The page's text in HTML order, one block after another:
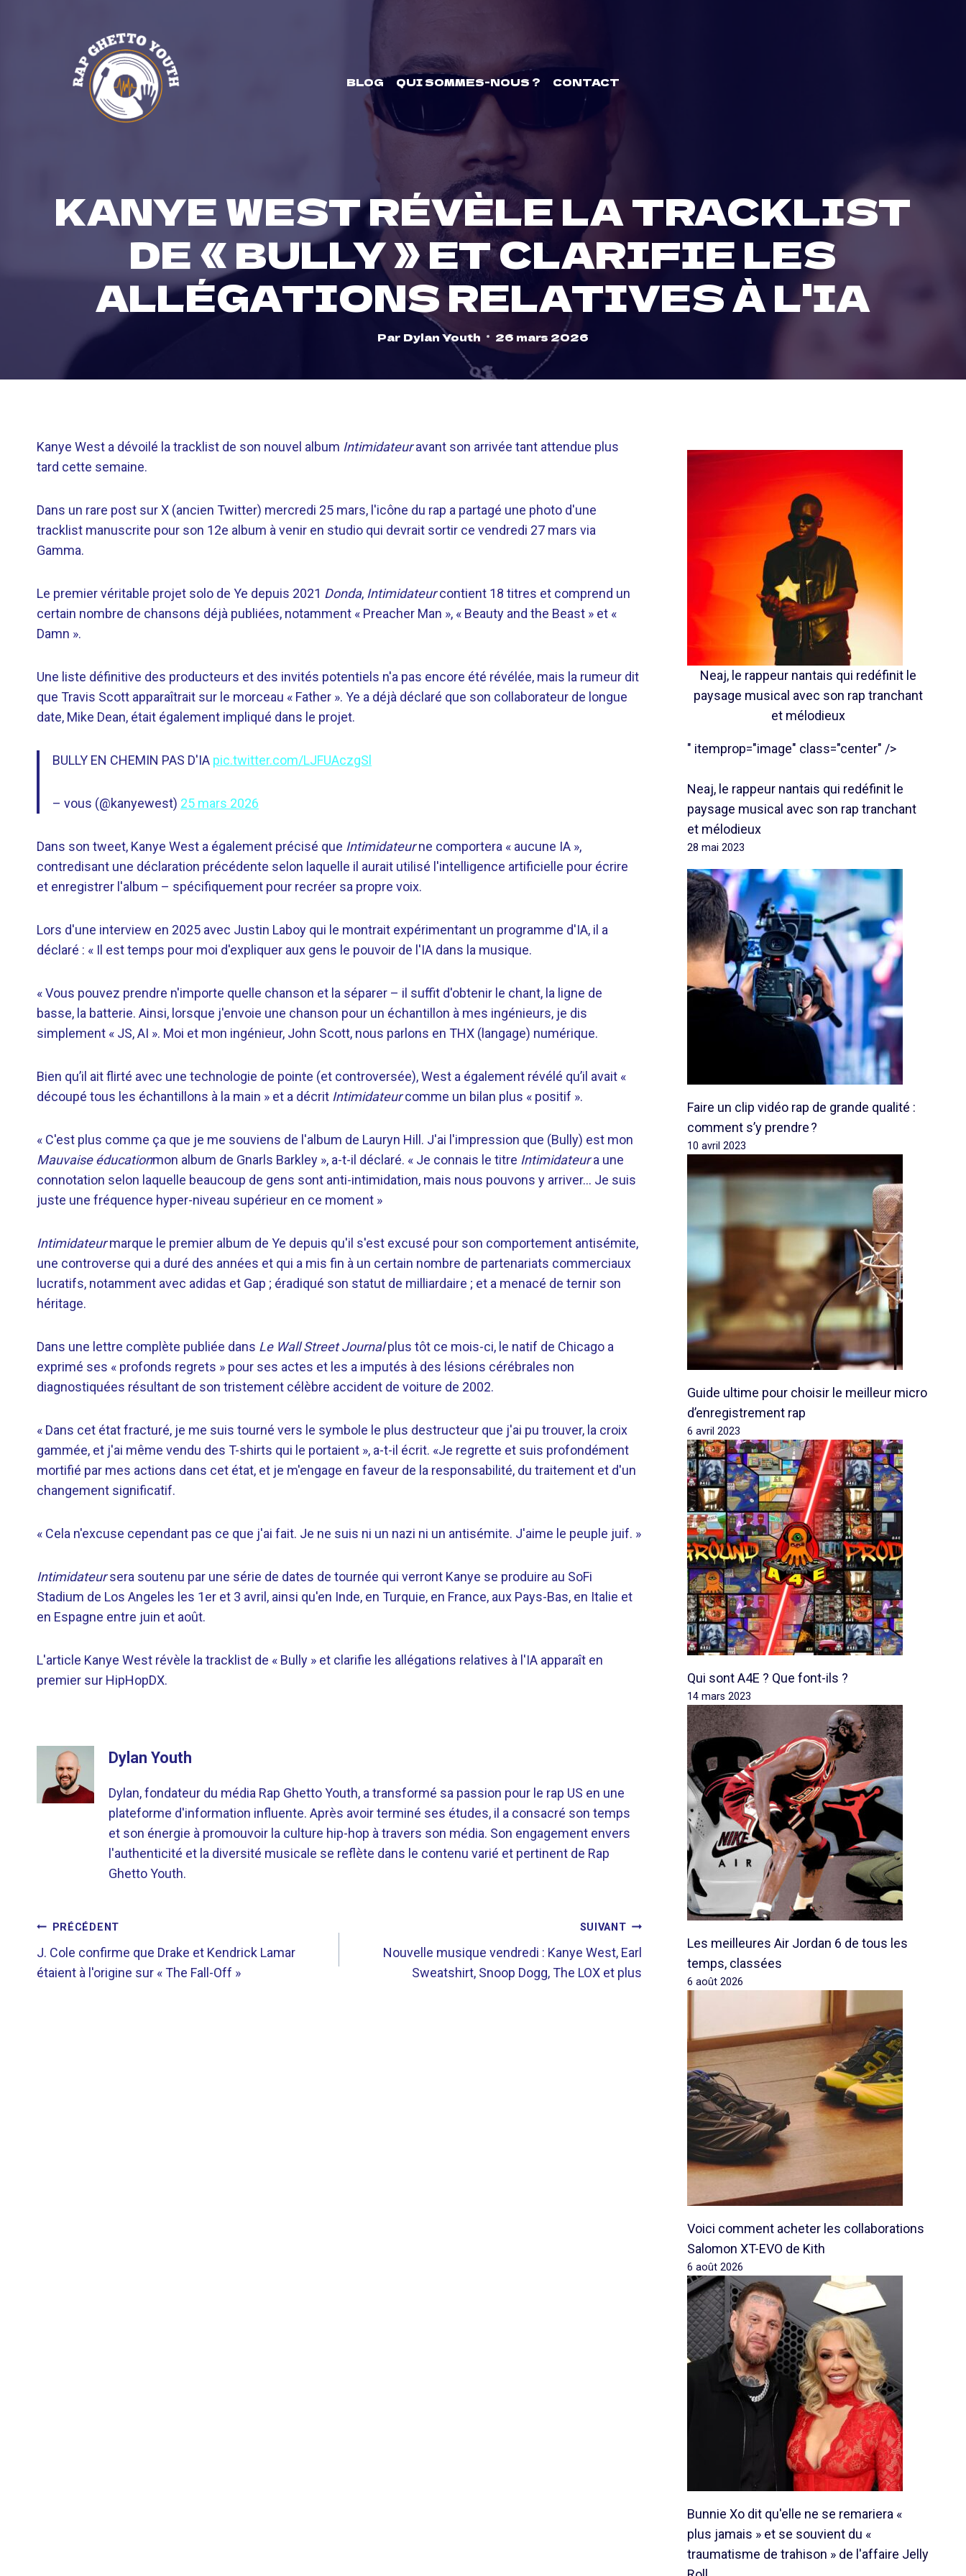
BLOG QUI SOMMES-NOUS ? CONTACT
KANYE WEST RÉVÈLE LA TRACKLIST
DE « BULLY » ET CLARIFIE LES
ALLÉGATIONS RELATIVES À L'IA
Par Dylan Youth 26 mars 2026
Kanye West a dévoilé la tracklist de son nouvel album Intimidateuravant son arrivée tant attendue plus
tard cette semaine.
Dans un rare post sur X (ancien Twitter) mercredi 25 mars, l'icône du rap a partagé une photo d'une
tracklist manuscrite pour son 12e album à venir en studio qui devrait sortir ce vendredi 27 mars via
Gamma.
Le premier véritable projet solo de Ye depuis 2021 Donda, Intimidateurcontient 18 titres et comprend un
certain nombre de chansons déjà publiées, notamment « Preacher Man », « Beauty and the Beast » et «
Damn ».
Une liste définitive des producteurs et des invités potentiels n'a pas encore été révélée, mais la rumeur dit
que Travis Scott apparaîtrait sur le morceau « Father ». Ye a déjà déclaré que son collaborateur de longue
date, Mike Dean, était également impliqué dans le projet.
BULLY EN CHEMIN PAS D'IA pic.twitter.com/LJFUAczgSl
– vous (@kanyewest) 25 mars 2026
Dans son tweet, Kanye West a également précisé que Intimidateurne comportera « aucune IA »,
contredisant une déclaration précédente selon laquelle il aurait utilisé l'intelligence artificielle pour écrire
et enregistrer l'album – spécifiquement pour recréer sa propre voix.
Lors d'une interview en 2025 avec Justin Laboy qui le montrait expérimentant un programme d'IA, il a
déclaré : « Il est temps pour moi d'expliquer aux gens le pouvoir de l'IA dans la musique.
« Vous pouvez prendre n'importe quelle chanson et la séparer – il suffit d'obtenir le chant, la ligne de
basse, la batterie. Ainsi, lorsque j'envoie une chanson pour un échantillon à mes ingénieurs, je dis
simplement « JS, AI ». Moi et mon ingénieur, John Scott, nous parlons en THX (langage) numérique.
Bien qu’il ait flirté avec une technologie de pointe (et controversée), West a également révélé qu’il avait «
découpé tous les échantillons à la main » et a décrit Intimidateurcomme un bilan plus « positif ».
« C'est plus comme ça que je me souviens de l'album de Lauryn Hill. J'ai l'impression que (Bully) est mon
Mauvaise éducationmon album de Gnarls Barkley », a-t-il déclaré. « Je connais le titre Intimidateura une
connotation selon laquelle beaucoup de gens sont anti-intimidation, mais nous pouvons y arriver… Je suis
juste une fréquence hyper-niveau supérieur en ce moment »
Intimidateurmarque le premier album de Ye depuis qu'il s'est excusé pour son comportement antisémite,
une controverse qui a duré des années et qui a mis fin à un certain nombre de partenariats commerciaux
lucratifs, notamment avec adidas et Gap ; éradiqué son statut de milliardaire ; et a menacé de ternir son
héritage.
Dans une lettre complète publiée dans Le Wall Street Journalplus tôt ce mois-ci, le natif de Chicago a
exprimé ses « profonds regrets » pour ses actes et les a imputés à des lésions cérébrales non
diagnostiquées résultant de son tristement célèbre accident de voiture de 2002.
« Dans cet état fracturé, je me suis tourné vers le symbole le plus destructeur que j'ai pu trouver, la croix
gammée, et j'ai même vendu des T-shirts qui le portaient », a-t-il écrit. «Je regrette et suis profondément
mortifié par mes actions dans cet état, et je m'engage en faveur de la responsabilité, du traitement et d'un
changement significatif.
« Cela n'excuse cependant pas ce que j'ai fait. Je ne suis ni un nazi ni un antisémite. J'aime le peuple juif. »
Intimidateursera soutenu par une série de dates de tournée qui verront Kanye se produire au SoFi
Stadium de Los Angeles les 1er et 3 avril, ainsi qu'en Inde, en Turquie, en France, aux Pays-Bas, en Italie et
en Espagne entre juin et août.
L'article Kanye West révèle la tracklist de « Bully » et clarifie les allégations relatives à l'IA apparaît en
premier sur HipHopDX.
Dylan Youth
Dylan, fondateur du média Rap Ghetto Youth, a transformé sa passion pour le rap US en une
plateforme d'information influente. Après avoir terminé ses études, il a consacré son temps
et son énergie à promouvoir la culture hip-hop à travers son média. Son engagement envers
l'authenticité et la diversité musicale se reflète dans le contenu varié et pertinent de Rap
Ghetto Youth.
NAVIGATION
DE
PRÉCÉDENT
J. Cole confirme que Drake et Kendrick Lamar
étaient à l'origine sur « The Fall-Off »
SUIVANT
Nouvelle musique vendredi : Kanye West, Earl
Sweatshirt, Snoop Dogg, The LOX et plus
Neaj, le rappeur nantais qui redéfinit le
paysage musical avec son rap tranchant
et mélodieux
" itemprop="image" class="center" />
Neaj, le rappeur nantais qui redéfinit le
paysage musical avec son rap tranchant
et mélodieux
28 mai 2023
Faire un clip vidéo rap de grande qualité :
comment s’y prendre ?
10 avril 2023
Guide ultime pour choisir le meilleur micro
d’enregistrement rap
6 avril 2023
Qui sont A4E ? Que font-ils ?
14 mars 2023
Les meilleures Air Jordan 6 de tous les
temps, classées
6 août 2026
Voici comment acheter les collaborations
Salomon XT-EVO de Kith
6 août 2026
Bunnie Xo dit qu'elle ne se remariera «
plus jamais » et se souvient du «
traumatisme de trahison » de l'affaire Jelly